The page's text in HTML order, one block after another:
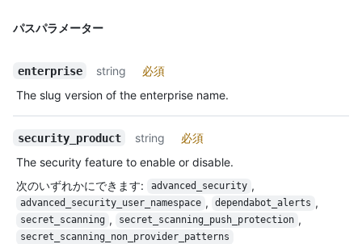
パスパラメーター
enterprise string
必須
The slug version of the enterprise name.
security_product string
必須
The security feature to enable or disable.
次のいずれかにできます: advanced_security ,
advanced_security_user_namespace , dependabot_alerts ,
secret_scanning , secret_scanning_push_protection ,
secret_scanning_non_provider_patterns